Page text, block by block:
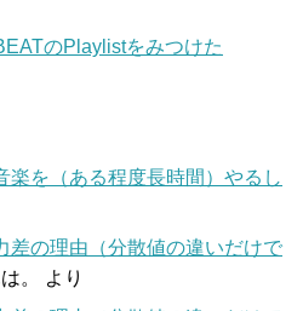
のPlaylistをみつけた
楽を（ある程度長時間）やるし
差の理由（分散値の違いだけで
。
より